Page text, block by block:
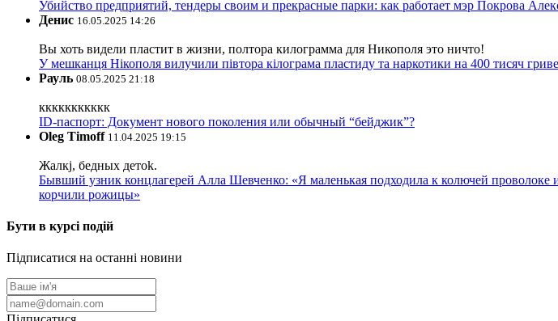
Убийство предприятий, тендеры своим и прекрасные парки: как работает мэр Покрова
Денис 16.05.2025 14:26
Вы хоть видели пластит в жизни, полтора килограмма для Никополя это ничто!
У мешканця Нікополя вилучили півтора кілограма пластиду та наркотики на 400 тисяч
Рауль 08.05.2025 21:18
ккккккккккк
ID-паспорт: Документ нового поколения или обычный “бейджик”?
Oleg Timoff 11.04.2025 19:15
Жалкj, бедных детok.
Бывший узник концлагерей Алла Шевченко: «Я маленькая подходила к колючей
корчили рожицы»
Бути в курсі подій
Підписатися на останні новини